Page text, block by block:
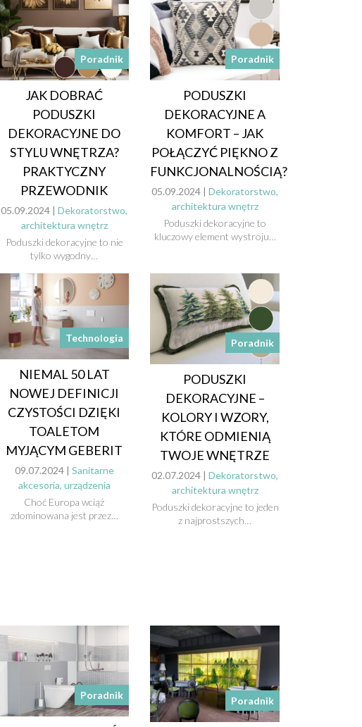
Poradnik
JAK DOBRAĆ
PODUSZKI
DEKORACYJNE DO
STYLU WNĘTRZA?
PRAKTYCZNY
PRZEWODNIK
05.09.2024 |Dekoratorstwo,
architektura wnętrz
Poduszki dekoracyjne to nie
tylko wygodny…
Poradnik
PODUSZKI
DEKORACYJNE A
KOMFORT – JAK
POŁĄCZYĆ PIĘKNO Z
FUNKCJONALNOŚCIĄ?
05.09.2024 |Dekoratorstwo,
architektura wnętrz
Poduszki dekoracyjne to
kluczowy element wystroju…
Technologia
NIEMAL 50 LAT
NOWEJ DEFINICJI
CZYSTOŚCI DZIĘKI
TOALETOM
MYJĄCYM GEBERIT
09.07.2024 | Sanitarne
akcesoria, urządzenia
Choć Europa wciąż
zdominowana jest przez…
Poradnik
PODUSZKI
DEKORACYJNE –
KOLORY I WZORY,
KTÓRE ODMIENIĄ
TWOJE WNĘTRZE
02.07.2024 |Dekoratorstwo,
architektura wnętrz
Poduszki dekoracyjne to jeden
z najprostszych…
Poradnik Poradnik